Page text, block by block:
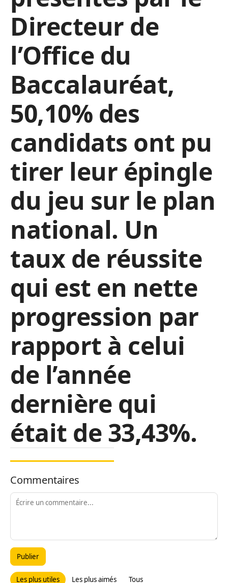
Directeur de
l’Office du
Baccalauréat,
50,10% des
candidats ont pu
tirer leur épingle
du jeu sur le plan
national. Un
taux de réussite
qui est en nette
progression par
rapport à celui
de l’année
dernière qui
était de 33,43%.
Commentaires
Publier
Les plus utiles Les plus aimés Tous